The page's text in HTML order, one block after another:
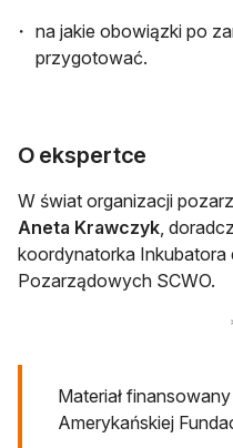
na jakie obowiązki po
przygotować.
O ekspertce
W świat organizacji
Aneta Krawczyk,
koordynatorka Inkubatora
Pozarządowych SCWO.
Materiał
Amerykańskiej